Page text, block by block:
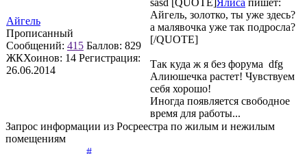
Айгель
Прописанный
Сообщений: 415 Баллов: 829
ЖКХоинов: 14 Регистрация:
26.06.2014
Айгель, золотко, ты уже здесь?
а малявочка уже так подросла?
[/QUOTE]
Так куда ж я без форума dfg
Алиюшечка растет! Чувствуем
себя хорошо!
Иногда появляется свободное
время для работы...
Запрос информации из Росреестра по жилым и нежилым
помещениям
#